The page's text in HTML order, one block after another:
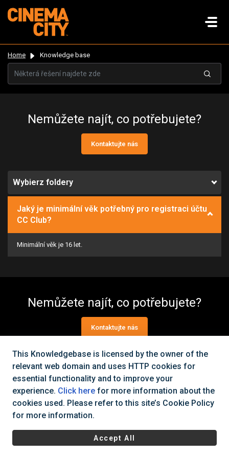
Home Knowledge base
Nemůžete najít, co potřebujete?
Kontaktujte nás
Wybierz foldery
Jaký je minimální věk potřebný pro registraci účtu
CC Club?
Minimální věk je 16 let.
Nemůžete najít, co potřebujete?
Kontaktujte nás
Všechna práva vyhrazena Cinema City Česká republika2026
Všeobecné obchodní podmínky |
Ochrana osobních údajů a
cookies
This Knowledgebase is licensed by the owner of the
relevant web domain and uses HTTP cookies for
essential functionality and to improve your
experience. Click here for more information about the
cookies used. Please refer to this site’s Cookie Policy
for more information.
Accept All